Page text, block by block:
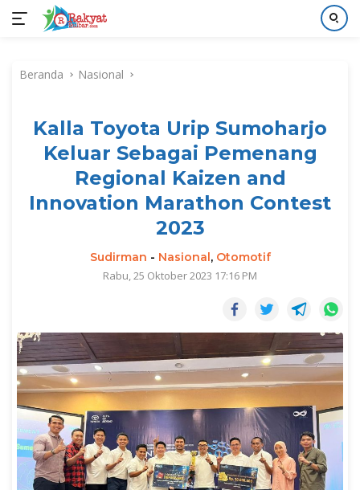
kontenBeranda Nasional
Kalla Toyota Urip Sumoharjo
Keluar Sebagai Pemenang
Regional Kaizen and
Innovation Marathon Contest
2023
Sudirman - Nasional, Otomotif
Rabu, 25 Oktober 2023 17:16 PM